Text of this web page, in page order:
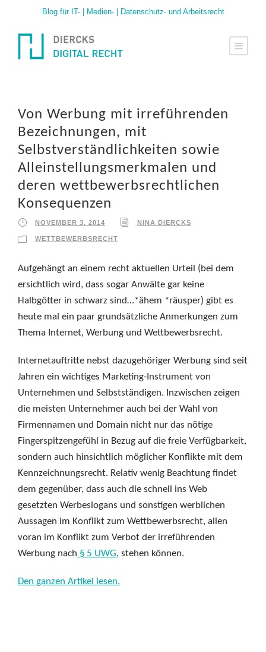
Blog für IT- | Medien- | Datenschutz- und Arbeitsrecht
Von Werbung mit irreführenden
Bezeichnungen, mit
Selbstverständlichkeiten sowie
Alleinstellungsmerkmalen und
deren wettbewerbsrechtlichen
Konsequenzen
NOVEMBER 3, 2014 NINA DIERCKS
WETTBEWERBSRECHT
Aufgehängt an einem recht aktuellen Urteil (bei dem
ersichtlich wird, dass sogar Anwälte gar keine
Halbgötter in schwarz sind…*ähem *räusper) gibt es
heute mal ein paar grundsätzliche Anmerkungen zum
Thema Internet, Werbung und Wettbewerbsrecht.
Internetauftritte nebst dazugehöriger Werbung sind seit
Jahren ein wichtiges Marketing-Instrument von
Unternehmen und Selbstständigen. Inzwischen zeigen
die meisten Unternehmer auch bei der Wahl von
Firmennamen und Domain nicht nur das nötige
Fingerspitzengefühl in Bezug auf die freie Verfügbarkeit,
sondern auch hinsichtlich möglicher Konflikte mit dem
Kennzeichnungsrecht. Relativ wenig Beachtung findet
dem gegenüber, dass auch die schnell ins Web
gesetzten Werbeslogans und sonstigen werblichen
Aussagen im Konflikt zum Wettbewerbsrecht, allen
voran im Konflikt zum Verbot der irreführenden
Werbung nach § 5 UWG, stehen können.
Den ganzen Artikel lesen.